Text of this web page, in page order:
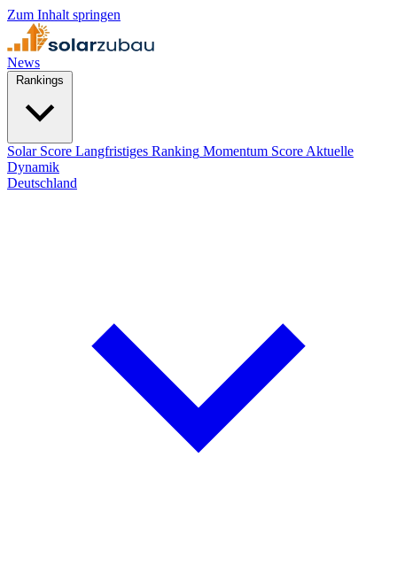
Zum Inhalt springen
News
Solar Score Langfristiges Ranking Momentum Score Aktuelle
Dynamik
Deutschland